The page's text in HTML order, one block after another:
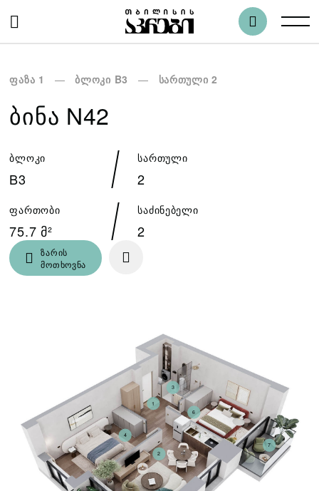
ფაზა 1 ბლოკი B3 სართული 2
ᲑᲘᲜᲐ N42
ბლოკი
B3
სართული
2
ფართობი
75.7 მ²
საძინებელი
2
ზარის
მოთხოვნა
1
2
3
4
6
7